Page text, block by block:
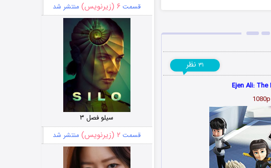
۳۱ نظر
قسمت ۶ (زیرنویس) منتشر شد
سیلو فصل ۳
قسمت ۲ (زیرنویس) منتشر شد